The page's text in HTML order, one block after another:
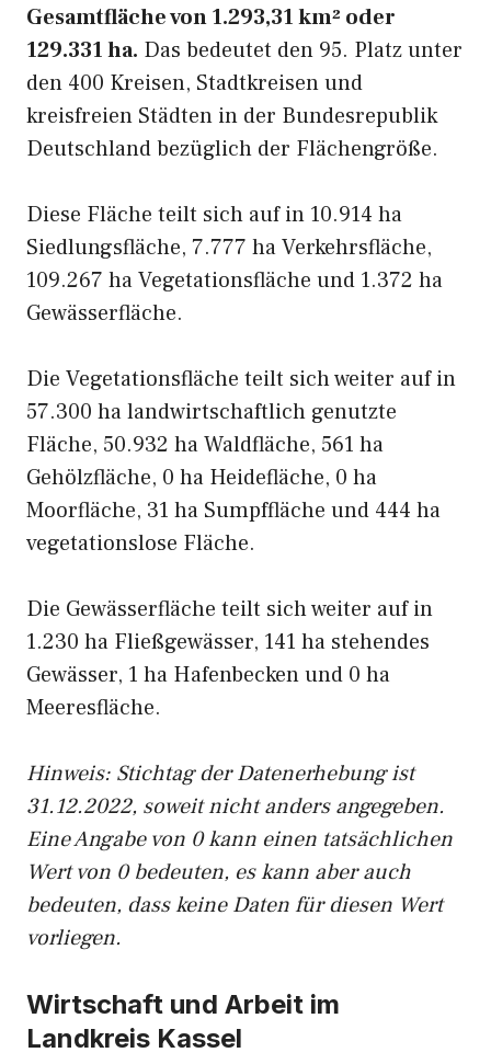
Gesamtfläche von 1.293,31 km² oder
129.331 ha. Das bedeutet den 95. Platz unter
den 400 Kreisen, Stadtkreisen und
kreisfreien Städten in der Bundesrepublik
Deutschland bezüglich der Flächengröße.
Diese Fläche teilt sich auf in 10.914 ha
Siedlungsfläche, 7.777 ha Verkehrsfläche,
109.267 ha Vegetationsfläche und 1.372 ha
Gewässerfläche.
Die Vegetationsfläche teilt sich weiter auf in
57.300 ha landwirtschaftlich genutzte
Fläche, 50.932 ha Waldfläche, 561 ha
Gehölzfläche, 0 ha Heidefläche, 0 ha
Moorfläche, 31 ha Sumpffläche und 444 ha
vegetationslose Fläche.
Die Gewässerfläche teilt sich weiter auf in
1.230 ha Fließgewässer, 141 ha stehendes
Gewässer, 1 ha Hafenbecken und 0 ha
Meeresfläche.
Hinweis: Stichtag der Datenerhebung ist
31.12.2022, soweit nicht anders angegeben.
Eine Angabe von 0 kann einen tatsächlichen
Wert von 0 bedeuten, es kann aber auch
bedeuten, dass keine Daten für diesen Wert
vorliegen.
Wirtschaft und Arbeit im
Landkreis Kassel